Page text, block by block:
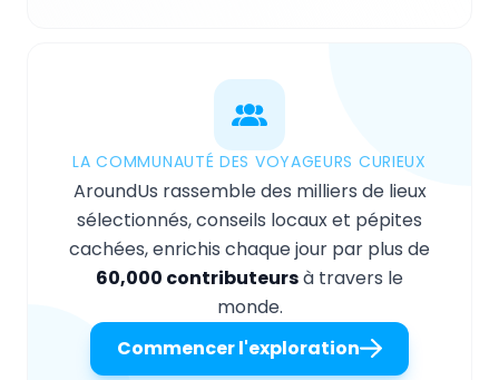
LA COMMUNAUTÉ DES VOYAGEURS CURIEUX
AroundUs rassemble des milliers de lieux
sélectionnés, conseils locaux et pépites
cachées, enrichis chaque jour par plus de
60,000 contributeursà travers le
monde.
Commencer l'exploration